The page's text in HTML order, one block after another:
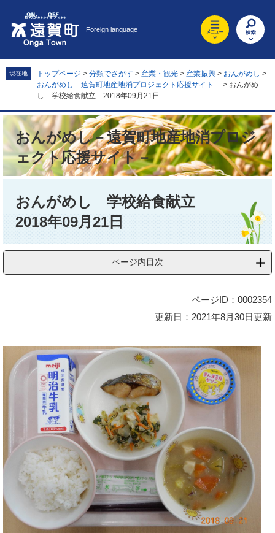
先
頭
。
を
飛
て
へ
Foreign language
現在地 トップページ > 分類でさがす > 産業・観光 > 産業振興 > おんがめし >
おんがめし－遠賀町地産地消プロジェクト応援サイト－ > おんがめ
し 学校給食献立 2018年09月21日
おんがめし－遠賀町地産地消プロジ
ェクト応援サイト－
おんがめし 学校給食献立
2018年09月21日
ページ内目次
ページID：0002354
更新日：2021年8月30日更新